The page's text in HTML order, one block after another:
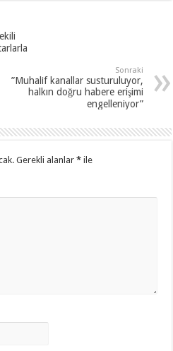
Sonraki
”Muhalif kanallar susturuluyor,
halkın doğru habere erişimi
engelleniyor”
Gerekli alanlar* ile